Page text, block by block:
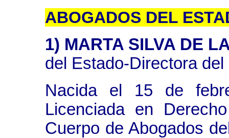
ABOGADOS DEL
1) MARTA SILVA DE
del Estado-Directora
Nacida el 15 de
Licenciada en
Cuerpo de Abogados